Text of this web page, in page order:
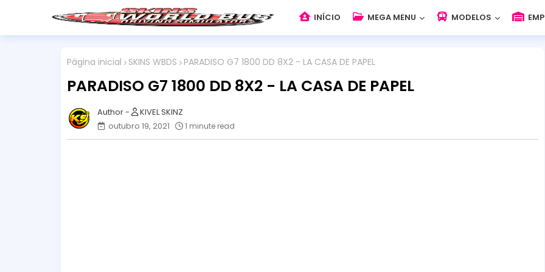
INÍCIO MEGA MENU MODELOS
Página inicial SKINS WBDS PARADISO G7 1800 DD 8X2 - LA CASA DE PAPEL
PARADISO G7 1800 DD 8X2 - LA CASA DE PAPEL
KIVEL SKINZ
outubro 19, 2021
1 minute read